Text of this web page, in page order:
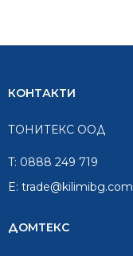
КОНТАКТИ
ТОНИТЕКС ООД
T: 0888 249 719
E: trade@kilimibg.com
ДОМТЕКС